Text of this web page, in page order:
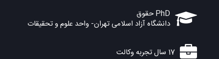
PhD حقوق
دانشگاه آزاد اسلامی تهران- واحد علوم و تحقیقات
17 سال تجربه وکالت